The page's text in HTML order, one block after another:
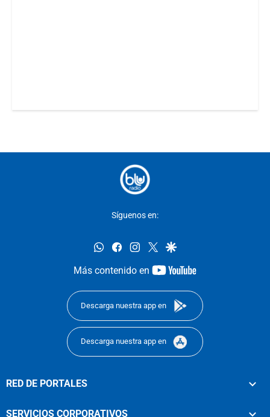
Síguenos en:
whatsappfacebookinstagram
twittergoogle
Más contenido en
youtube-
Descarga nuestra app en
Descarga nuestra app en
RED DE PORTALES
SERVICIOS CORPORATIVOS